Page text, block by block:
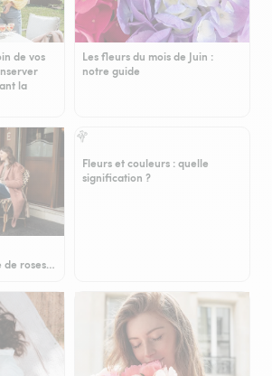
de vos
la
Les fleurs du mois de Juin :
notre guide
de roses…
Fleurs et couleurs : quelle
signification ?